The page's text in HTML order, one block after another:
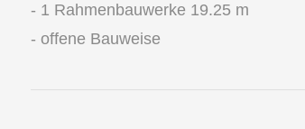
- 1 Rahmenbauwerke 19.25 m
- offene Bauweise